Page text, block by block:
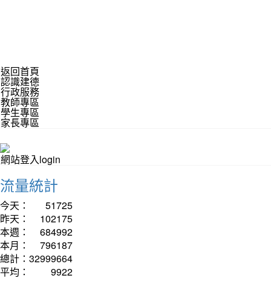
返回首頁
認識建德
行政服務
教師專區
學生專區
家長專區
網站登入login
流量統計
今天：
51725
昨天：
102175
本週：
684992
本月：
796187
總計： 32999664
平均：
9922